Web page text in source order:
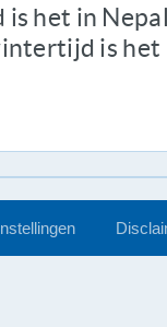
het in
is het